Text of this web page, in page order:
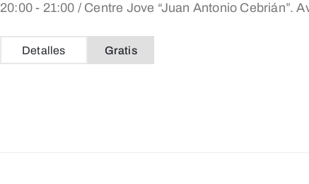
20:00 - 21:00 / Centre Jove “Juan Antonio Cebrián”.
Detalles Gratis